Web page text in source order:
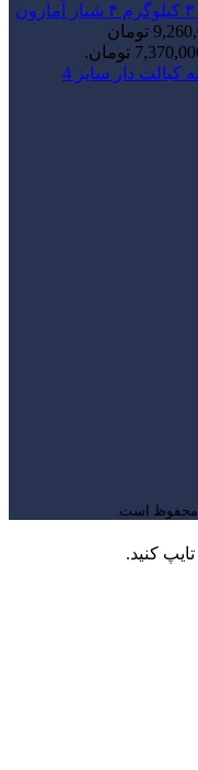
قیمت اصلی: 9,260,000 تومان
مته کبالت دار سایز 4
محفوظ است.
کنید.